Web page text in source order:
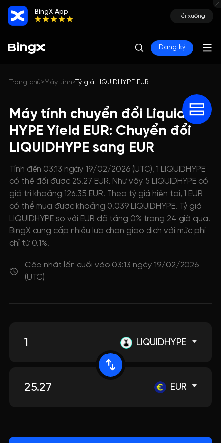
BingX App
Tải xuống
Đăng ký
Trang chủ>Máy tính>Tỷ giá LIQUIDHYPE EUR
Máy tính chuyển đổi Liquid
HYPE Yield EUR: Chuyển đổi
LIQUIDHYPE sang EUR
Tính đến 03:13 ngày 19/02/2026 (UTC), 1 LIQUIDHYPE
có thể đổi được 25.27 EUR. Như vậy 5 LIQUIDHYPE có
giá trị khoảng 126.35 EUR. Theo tỷ giá hiện tại, 1 EUR
có thể mua được khoảng 0.039 LIQUIDHYPE. Tỷ giá
LIQUIDHYPE so với EUR đã tăng 0% trong 24 giờ qua.
BingX cung cấp nhiều lựa chọn giao dịch với mức phí
chỉ từ 0.1%.
Cập nhật lần cuối vào 03:13 ngày 19/02/2026
(UTC)
LIQUIDHYPE
EUR